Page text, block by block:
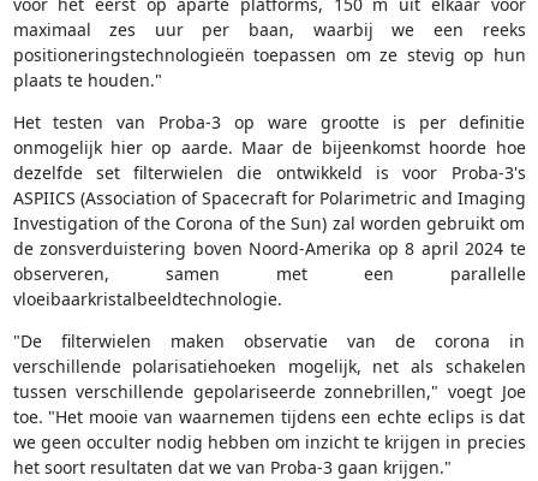
maximaal zes uur per baan, waarbij we een reeks
positioneringstechnologieën toepassen om ze stevig op hun
plaats te houden."
Het testen van Proba-3 op ware grootte is per definitie
onmogelijk hier op aarde. Maar de bijeenkomst hoorde hoe
dezelfde set filterwielen die ontwikkeld is voor Proba-3's
ASPIICS (Association of Spacecraft for Polarimetric and Imaging
Investigation of the Corona of the Sun) zal worden gebruikt om
de zonsverduistering boven Noord-Amerika op 8 april 2024 te
observeren, samen met een parallelle
vloeibaarkristalbeeldtechnologie.
"De filterwielen maken observatie van de corona in
verschillende polarisatiehoeken mogelijk, net als schakelen
tussen verschillende gepolariseerde zonnebrillen," voegt Joe
toe. "Het mooie van waarnemen tijdens een echte eclips is dat
we geen occulter nodig hebben om inzicht te krijgen in precies
het soort resultaten dat we van Proba-3 gaan krijgen."